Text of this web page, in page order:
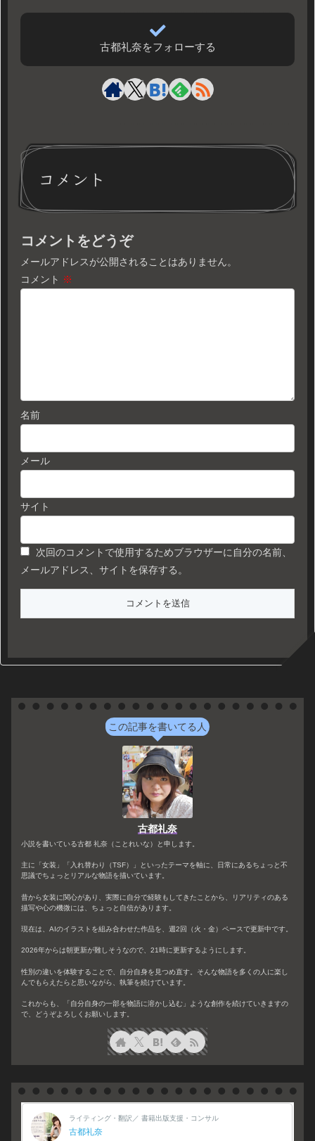
古都礼奈をフォローする
コメント
コメントをどうぞ
メールアドレスが公開されることはありません。
コメント ※
名前
メール
サイト
次回のコメントで使用するためブラウザーに自分の名前、
メールアドレス、サイトを保存する。
この記事を書いてる人
古都礼奈
小説を書いている古都 礼奈（ことれいな）と申します。
主に「女装」「入れ替わり（TSF）」といったテーマを軸に、日常にあるちょっと不
思議でちょっとリアルな物語を描いています。
昔から女装に関心があり、実際に自分で経験もしてきたことから、リアリティのある
描写や心の機微には、ちょっと自信があります。
現在は、AIのイラストを組み合わせた作品を、週2回（火・金）ペースで更新中です。
2026年からは朝更新が難しそうなので、21時に更新するようにします。
性別の違いを体験することで、自分自身を見つめ直す。そんな物語を多くの人に楽し
んでもらえたらと思いながら、執筆を続けています。
これからも、「自分自身の一部を物語に溶かし込む」ような創作を続けていきますの
で、どうぞよろしくお願いします。